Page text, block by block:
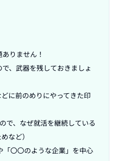
りません！
、武器を残しておきましょ
に前のめりにやってきた印
で、なぜ就活を継続している
など）
「〇〇のような企業」を中心